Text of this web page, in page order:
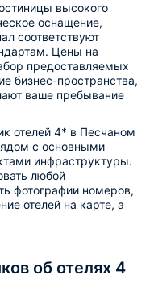
высокого
оснащение,
соответствуют
Цены на
предоставляемых
бизнес-пространства,
ваше пребывание
отелей 4* в Песчаном
с основными
инфраструктуры.
любой
фотографии номеров,
отелей на карте, а
об отелях 4